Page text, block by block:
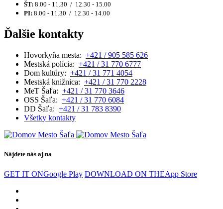
ŠT: 8.00 - 11.30 / 12.30 - 15.00
PI: 8.00 - 11.30 / 12.30 - 14.00
Ďalšie kontakty
Hovorkyňa mesta: +421 / 905 585 626
Mestská polícia: +421 / 31 770 6777
Dom kultúry: +421 / 31 771 4054
Mestská knižnica: +421 / 31 770 2228
MeT Šaľa: +421 / 31 770 3646
OSS Šaľa: +421 / 31 770 6084
DD Šaľa: +421 / 31 783 8390
Všetky kontakty
Nájdete nás aj na
GET IT ONGoogle Play DOWNLOAD ON THEApp Store